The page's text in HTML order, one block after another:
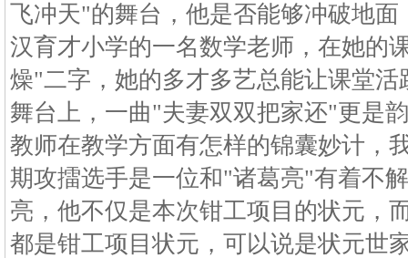
飞冲天"的舞台，他是否能够冲破地
汉育才小学的一名数学老师，在她的
燥"二字，她的多才多艺总能让课堂
舞台上，一曲"夫妻双双把家还"更是
教师在教学方面有怎样的锦囊妙计，
期攻擂选手是一位和"诸葛亮"有着不
亮，他不仅是本次钳工项目的状元，
都是钳工项目状元，可以说是状元世